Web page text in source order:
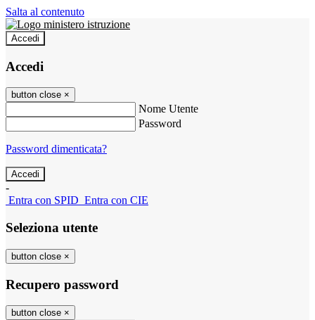
Salta al contenuto
Accedi
Accedi
button close ×
Nome Utente
Password
Password dimenticata?
-
Entra con SPID Entra con CIE
Seleziona utente
button close ×
Recupero password
button close ×